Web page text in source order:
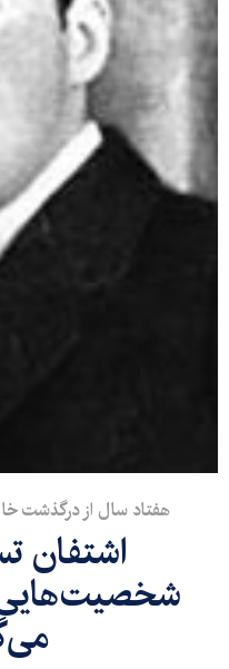
هفتاد سال از درگذشت
اشتفان
شخصیت‌هایی